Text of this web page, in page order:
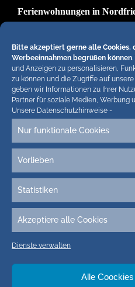
Bitte akzeptiert gerne alle
Werbeeinnahmen begrüßen können
und Anzeigen zu personalisieren,
zu können und die Zugriffe auf
geben wir Informationen zu Ihrer
Partner für soziale Medien, Werbung
Unsere Datenschutzhinweise -
Nur funktionale Cookies
Vorlieben
Statistiken
Akzeptiere alle Cookies
Dienste verwalten
Alle
Ferienwohnungen in
Impressum
( 29.859 Aufrufe)
Hiermit untersagen wir
Einbindung von Artikeln
behalten uns bei
vor. Die Redaktion!